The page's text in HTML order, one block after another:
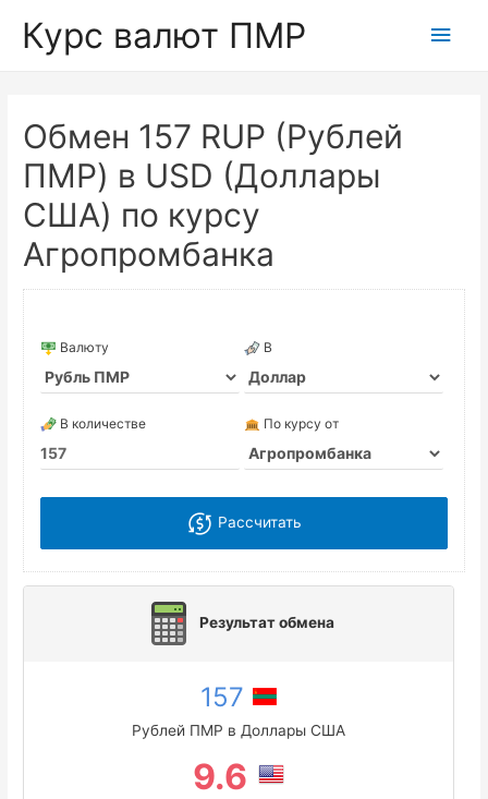
Курс валют ПМР
Обмен 157 RUP (Рублей
ПМР) в USD (Доллары
США) по курсу
Агропромбанка
Валюту В
В количестве По курсу от
Рассчитать
Результат обмена
157
Рублей ПМР в Доллары США
9.6